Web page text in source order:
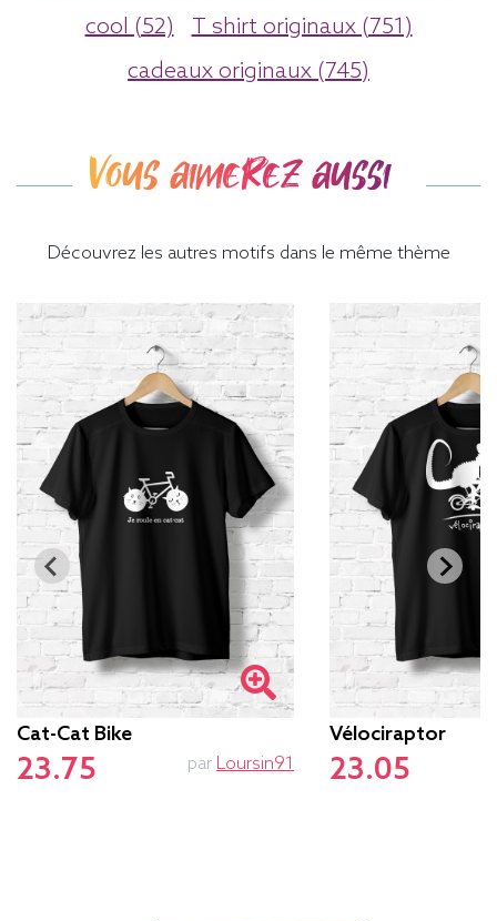
cool (52)
T shirt originaux (751)
cadeaux originaux (745)
Vous aimerez aussi
Découvrez les autres motifs dans le même thème
Cat-Cat Bike
23.75 par Loursin91
Vélociraptor
23.05